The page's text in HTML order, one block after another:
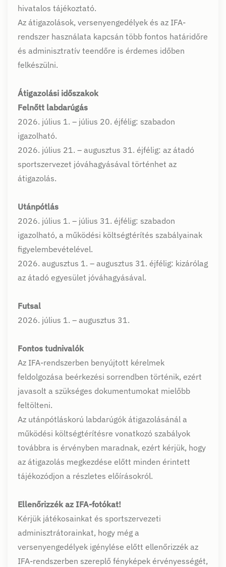
hivatalos tájékoztató.
Az átigazolások, versenyengedélyek és az IFA-
rendszer használata kapcsán több fontos határidőre
és adminisztratív teendőre is érdemes időben
felkészülni.
Átigazolási időszakok
Felnőtt labdarúgás
2026. július 1. – július 20. éjfélig: szabadon
igazolható.
2026. július 21. – augusztus 31. éjfélig: az átadó
sportszervezet jóváhagyásával történhet az
átigazolás.
Utánpótlás
2026. július 1. – július 31. éjfélig: szabadon
igazolható, a működési költségtérítés szabályainak
figyelembevételével.
2026. augusztus 1. – augusztus 31. éjfélig: kizárólag
az átadó egyesület jóváhagyásával.
Futsal
2026. július 1. – augusztus 31.
Fontos tudnivalók
Az IFA-rendszerben benyújtott kérelmek
feldolgozása beérkezési sorrendben történik, ezért
javasolt a szükséges dokumentumokat mielőbb
feltölteni.
Az utánpótláskorú labdarúgók átigazolásánál a
működési költségtérítésre vonatkozó szabályok
továbbra is érvényben maradnak, ezért kérjük, hogy
az átigazolás megkezdése előtt minden érintett
tájékozódjon a részletes előírásokról.
Ellenőrizzék az IFA-fotókat!
Kérjük játékosainkat és sportszervezeti
adminisztrátorainkat, hogy még a
versenyengedélyek igénylése előtt ellenőrizzék az
IFA-rendszerben szereplő fényképek érvényességét,